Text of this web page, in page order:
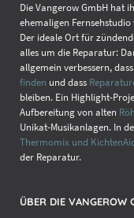
Die Vangerow GmbH hat
ehemaligen
Der ideale Ort für
alles um die Reparatur:
allgemein verbessern,
finden und dass
bleiben. Ein Highlight-
Aufbereitung von alten
Unikat-Musikanlagen. In
Thermomix und
der Reparatur.
ÜBER DIE VANGEROW